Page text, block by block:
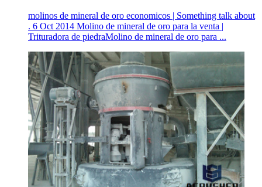
molinos de mineral de oro economicos | Something talk about
. 6 Oct 2014 Molino de mineral de oro para la venta |
Trituradora de piedraMolino de mineral de oro para ...